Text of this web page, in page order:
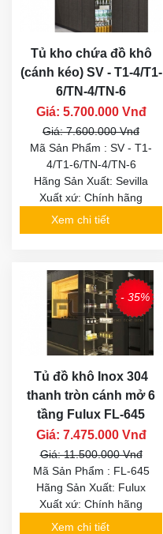
Tủ kho chứa đồ khô
(cánh kéo) SV - T1-4/T1-
6/TN-4/TN-6
Giá: 5.700.000 Vnđ
Giá: 7.600.000 Vnđ
Mã Sản Phẩm : SV - T1-
4/T1-6/TN-4/TN-6
Hãng Sản Xuất: Sevilla
Xuất xứ: Chính hãng
Xem chi tiết
- 35%
Tủ đồ khô Inox 304
thanh tròn cánh mở 6
tầng Fulux FL-645
Giá: 7.475.000 Vnđ
Giá: 11.500.000 Vnđ
Mã Sản Phẩm : FL-645
Hãng Sản Xuất: Fulux
Xuất xứ: Chính hãng
Xem chi tiết